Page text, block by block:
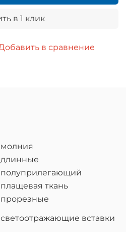
в сравнение
в 1 клик
молния
длинные
полуприлегающий
плащевая ткань
прорезные
светоотражающие вставки